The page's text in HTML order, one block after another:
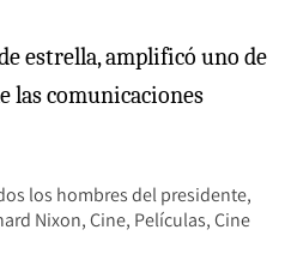
estrella, amplificó uno de
las comunicaciones
los hombres del presidente
Nixon Cine Películas Cine